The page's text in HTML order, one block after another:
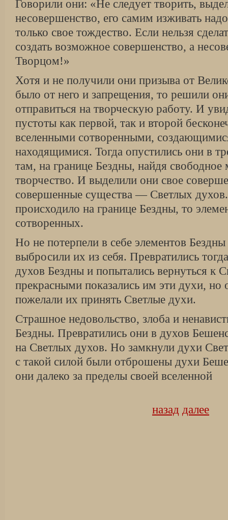
Говорили они: «Не следует творить,
несовершенство, его самим изживать
только свое тождество. Если нельзя
создать возможное совершенство, а
Творцом!»
Хотя и не получили они призыва от
было от него и запрещения, то решили
отправиться на творческую работу. И
пустоты как первой, так и второй
вселенными сотворенными,
находящимися. Тогда опустились они в
там, на границе Бездны, найдя свободное
творчество. И выделили они свое
совершенные существа — Светлых духов.
происходило на границе Бездны, то
сотворенных.
Но не потерпели в себе элементов
выбросили их из себя. Превратились
духов Бездны и попытались вернуться к
прекрасными показались им эти духи, но
пожелали их принять Светлые духи.
Страшное недовольство, злоба и
Бездны. Превратились они в духов
на Светлых духов. Но замкнули духи
с такой силой были отброшены духи
они далеко за пределы своей вселенной
назад далее